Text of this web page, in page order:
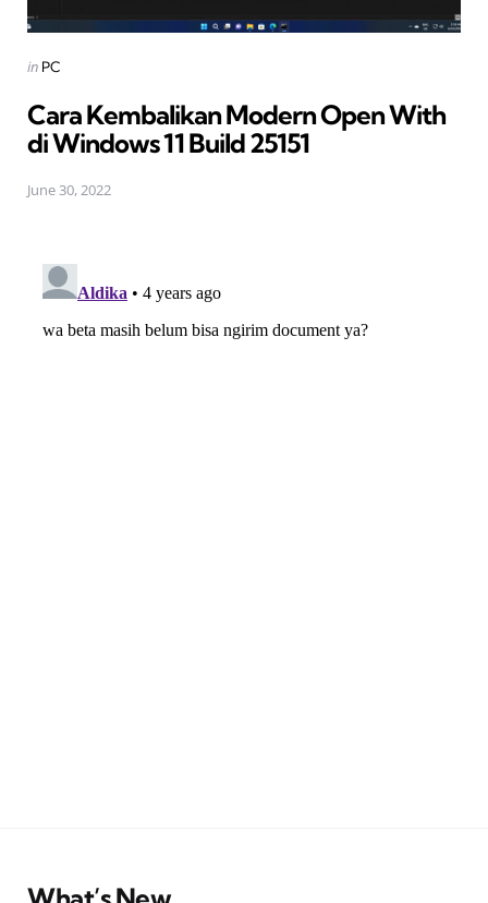
Posted
in PC
Cara Kembalikan Modern Open With
di Windows 11 Build 25151
June 30, 2022